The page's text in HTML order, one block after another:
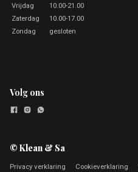
Vrijdag
10.00-21.00
Zaterdag
10.00-17.00
Zondag
gesloten
Volg ons
© Klean & Sa
Privacy verklaring Cookieverklaring